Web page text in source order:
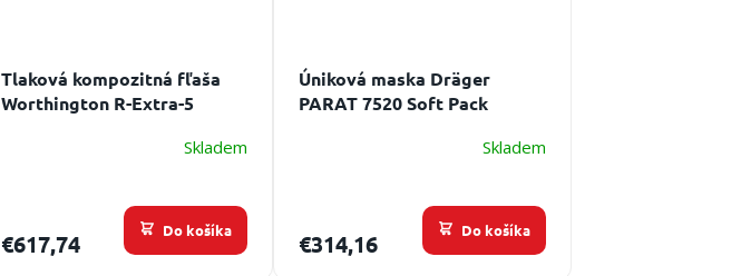
Tlaková kompozitná fľaša
Worthington R-Extra-5
Životnost: neomezená
Skladem
€617,74 Do košíka
Úniková maska Dräger
PARAT 7520 Soft Pack
Skladem
€314,16 Do košíka